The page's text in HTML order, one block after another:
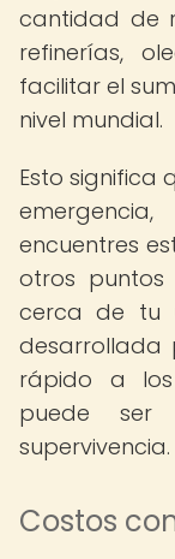
cantidad de
refinerías,
facilitar el
nivel mundial.
Esto significa
encuentres
otros puntos
cerca de tu
desarrollada
rápido a los
puede ser
supervivencia.
Costos